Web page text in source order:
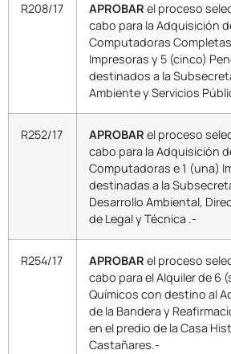
R208/17 APROBAR el proceso
cabo para la Adquisición
Computadoras
Impresoras y 5 (cinco)
destinados a la
Ambiente y Servicios
R252/17 APROBAR el proceso
cabo para la Adquisición
Computadoras e 1 (una)
destinadas a la
Desarrollo Ambiental,
de Legal y Técnica .-
R254/17 APROBAR el proceso
cabo para el Alquiler de 6
Químicos con destino al
de la Bandera y
en el predio de la Casa
Castañares.-